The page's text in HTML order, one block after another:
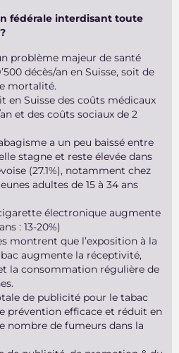
fédérale interdisant toute
problème majeur de santé
décès/an en Suisse, soit de
mortalité.
en Suisse des coûts médicaux
et des coûts sociaux de 2
a un peu baissé entre
stagne et reste élevée dans
(27.1%), notamment chez
adultes de 15 à 34 ans
électronique augmente
: 13-20%)
montrent que l’exposition à la
augmente la réceptivité,
la consommation régulière de
de publicité pour le tabac
prévention efficace et réduit en
nombre de fumeurs dans la